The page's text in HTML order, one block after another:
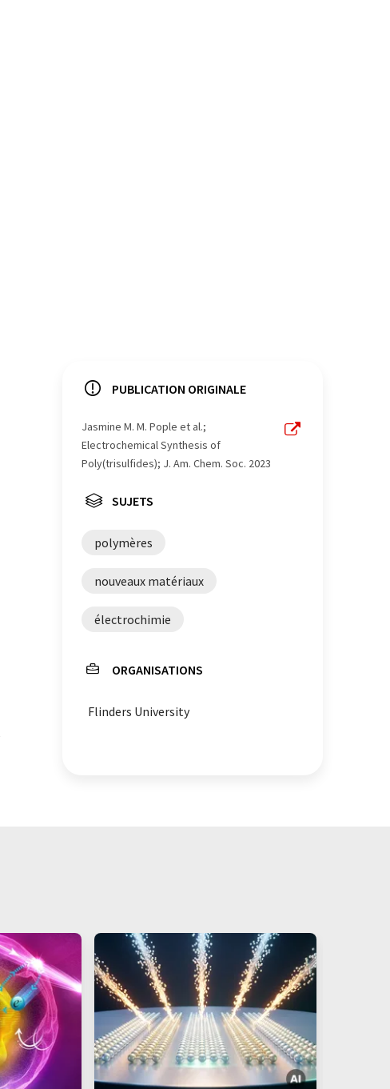
PUBLICATION ORIGINALE
Jasmine M. M. Pople et al.;
Electrochemical Synthesis of
Poly(trisulfides); J. Am. Chem. Soc. 2023
SUJETS
polymères
nouveaux matériaux
électrochimie
ORGANISATIONS
Flinders University